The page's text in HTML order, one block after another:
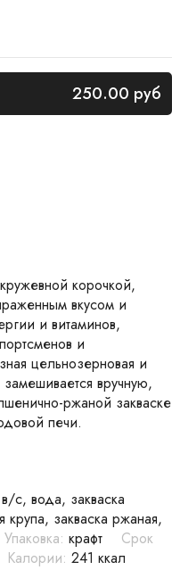
250.00 руб
корочкой,
вкусом и
и витаминов,
и
цельнозерновая и
вручную,
ржаной закваске
печи.
с, вода, закваска
закваска ржаная,
Упаковка: крафт
Срок
Калории: 241 ккал